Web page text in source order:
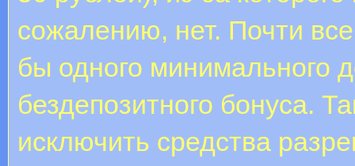
сожалению, нет. Почти
бы одного минимального
бездепозитного бонуса.
исключить средства